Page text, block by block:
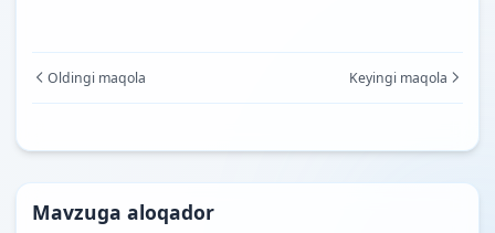
Oldingi maqola Keyingi maqola
Mavzuga aloqador